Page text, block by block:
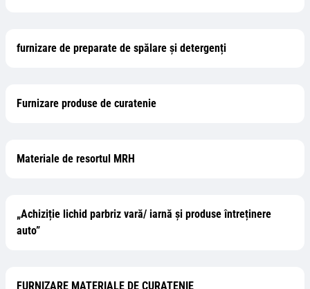
furnizare de preparate de spălare și detergenți
Furnizare produse de curatenie
Materiale de resortul MRH
„Achiziție lichid parbriz vară/ iarnă și produse întreținere
auto”
FURNIZARE MATERIALE DE CURATENIE